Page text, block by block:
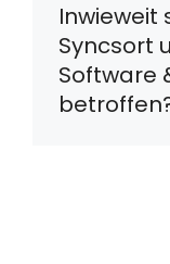
Inwieweit
Syncsort
Software